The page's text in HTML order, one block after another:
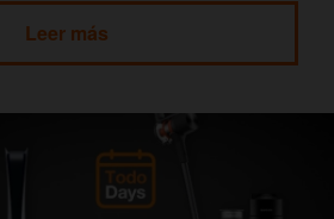
Leer más